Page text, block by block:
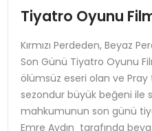
SAĞLIK
SPOR
TEKNOLOJI
Tiyatro Oyunu
Kırmızı Perdeden, Beyaz
Son Günü Tiyatro Oyunu
ölümsüz eseri olan ve
sezondur büyük beğeni ile
mahkumunun son günü
Emre Aydın tarafında